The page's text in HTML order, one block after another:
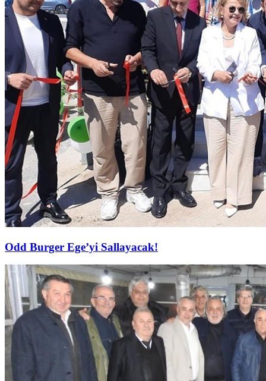
Odd Burger Ege’yi Sallayacak!